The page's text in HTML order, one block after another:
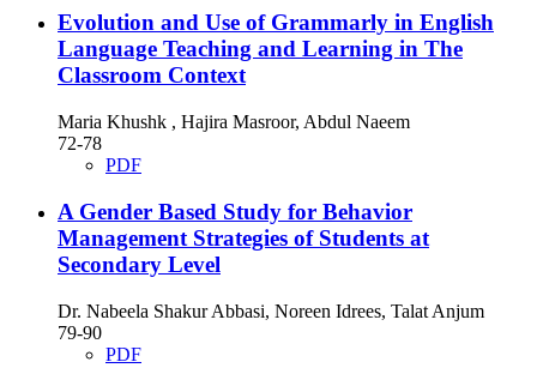
Evolution and Use of Grammarly in English
Language Teaching and Learning in The
Classroom Context
Maria Khushk , Hajira Masroor, Abdul Naeem
72-78
PDF
A Gender Based Study for Behavior
Management Strategies of Students at
Secondary Level
Dr. Nabeela Shakur Abbasi, Noreen Idrees, Talat Anjum
79-90
PDF